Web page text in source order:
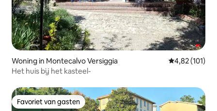
Woning in Montecalvo Versiggia Gemiddelde
4,82 (101)
Het huis bij het kasteel-
Favoriet van gasten
Favoriet van gasten